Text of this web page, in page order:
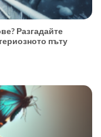
Разгадайте
пъту